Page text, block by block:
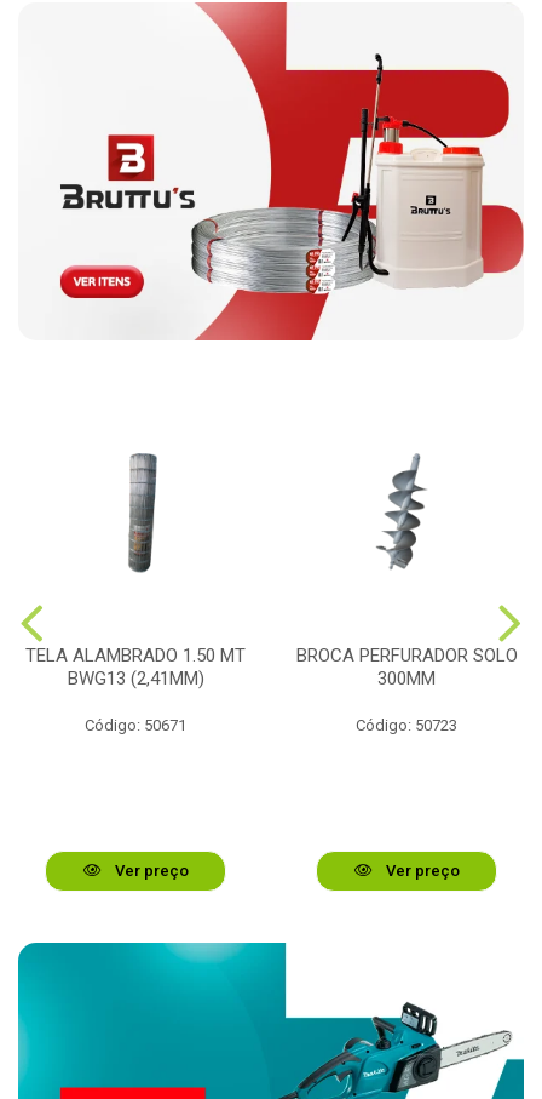
TELA ALAMBRADO 1.50 MT
BWG13 (2,41MM)
Código: 50671
Ver preço
BROCA PERFURADOR SOLO
300MM
Código: 50723
Ver preço